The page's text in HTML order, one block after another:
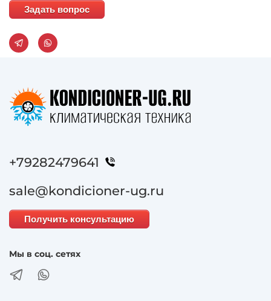
Задать вопрос
+79282479641
sale@kondicioner-ug.ru
Получить консультацию
Мы в соц. сетях